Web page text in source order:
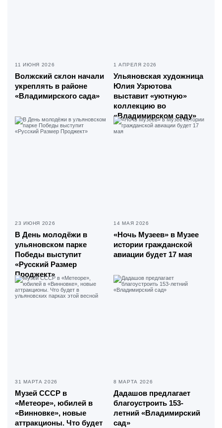
11 ИЮНЯ 2026
Волжский склон начали
укреплять в районе
«Владимирского сада»
1 АПРЕЛЯ 2026
Ульяновская художница
Юлия Узрютова
выставит «уютную»
коллекцию во
«Владимирском саду»
23 ИЮНЯ 2026
В День молодёжи в
ульяновском парке
Победы выступит
«Русский Размер
Проджект»
14 МАЯ 2026
«Ночь Музеев» в Музее
истории гражданской
авиации будет 17 мая
31 МАРТА 2026
Музей СССР в
«Метеоре», юбилей в
«Винновке», новые
аттракционы. Что будет
8 МАРТА 2026
Дадашов предлагает
благоустроить 153-
летний «Владимирский
сад»